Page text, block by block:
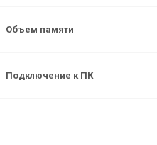
Объем памяти
Подключение к ПК